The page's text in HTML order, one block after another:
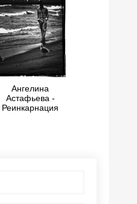
Ангелина
Астафьева -
Реинкарнация